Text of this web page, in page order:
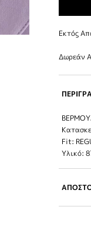
Εκτός
Δωρεάν
Fit:
Υλικό: